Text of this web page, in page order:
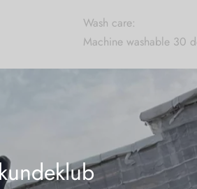
Wash care:
Machine washable 30
58 % satin-woven
polyester (eco-friendly)
Yderligere